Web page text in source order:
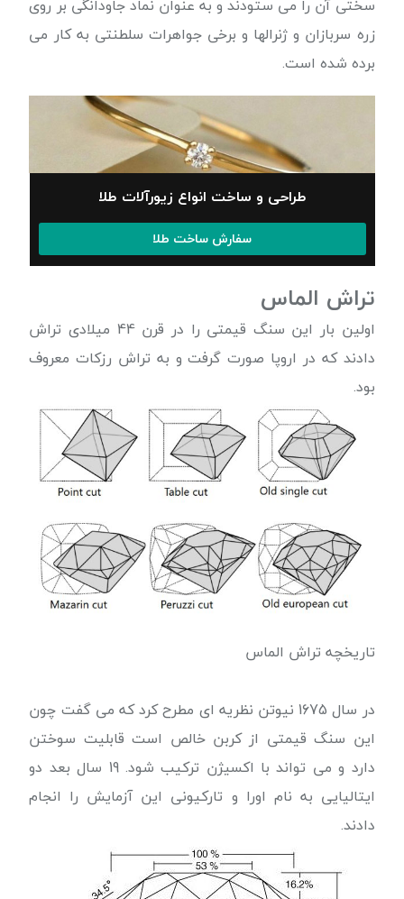
سختی آن را می ستودند و به عنوان نماد جاودانگی بر روی
زره سربازان و ژنرالها و برخی جواهرات سلطنتی به کار می
برده شده است.
طراحی و ساخت انواع زیورآلات طلا
سفارش ساخت طلا
تراش الماس
اولین بار این سنگ قیمتی را در قرن 44 میلادی تراش
دادند که در اروپا صورت گرفت و به تراش رزکات معروف
بود.
تاریخچه تراش الماس
در سال 1675 نیوتن نظریه ای مطرح کرد که می گفت چون
این سنگ قیمتی از کربن خالص است قابلیت سوختن
دارد و می تواند با اکسیژن ترکیب شود. 19 سال بعد دو
ایتالیایی به نام اورا و تارکیونی این آزمایش را انجام
دادند.